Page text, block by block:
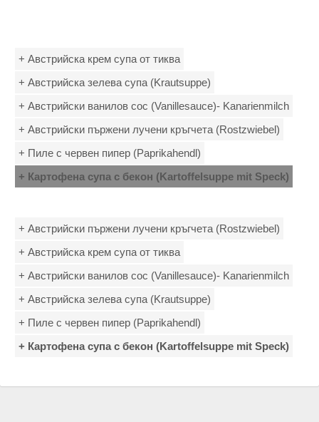
+ Австрийска крем супа от тиква
+ Австрийска зелева супа (Krautsuppe)
+ Австрийски ванилов сос (Vanillesauce)- Kanarienmilch
+ Австрийски пържени лучени кръгчета (Rоstzwiebel)
+ Пиле с червен пипер (Paprikahendl)
+ Картофена супа с бекон (Kartoffelsuppe mit Speck)
+ Австрийски пържени лучени кръгчета (Rоstzwiebel)
+ Австрийска крем супа от тиква
+ Австрийски ванилов сос (Vanillesauce)- Kanarienmilch
+ Австрийска зелева супа (Krautsuppe)
+ Пиле с червен пипер (Paprikahendl)
+ Картофена супа с бекон (Kartoffelsuppe mit Speck)